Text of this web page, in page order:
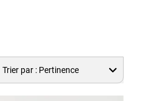
Trier par :Pertinence